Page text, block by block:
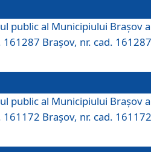
public al Municipiului Braşov a
161287 Brașov, nr. cad.
public al Municipiului Braşov a
161172 Brașov, nr. cad.